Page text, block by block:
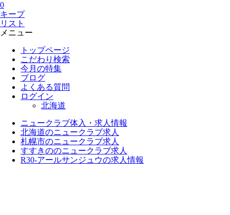
0
キープ
リスト
メニュー
トップページ
こだわり検索
今月の特集
ブログ
よくある質問
ログイン
北海道
ニュークラブ体入・求人情報
北海道のニュークラブ求人
札幌市のニュークラブ求人
すすきののニュークラブ求人
R30-アールサンジュウの求人情報